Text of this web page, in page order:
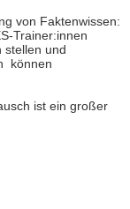
von Faktenwissen:
Trainer:innen
stellen und
können
ist ein großer